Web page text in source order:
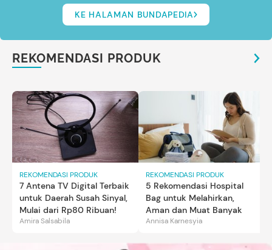
KE HALAMAN BUNDAPEDIA
REKOMENDASI PRODUK
REKOMENDASI PRODUK
7 Antena TV Digital Terbaik
untuk Daerah Susah Sinyal,
Mulai dari Rp80 Ribuan!
Amira Salsabila
REKOMENDASI PRODUK
5 Rekomendasi Hospital
Bag untuk Melahirkan,
Aman dan Muat Banyak
Annisa Karnesyia